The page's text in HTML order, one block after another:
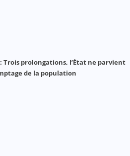
Trois prolongations, l’État ne parvient
de la population